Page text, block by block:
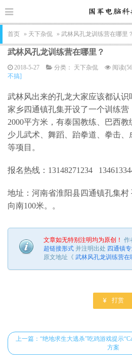
首页 » 天下杂侃 » 武林风孔龙训练营在哪里？
武林风孔龙训练营在哪里？
2018-5-27 分类： 天下杂侃 阅读
不搞]
武林风出来的孔龙大家应该都认
家乡四通镇孔集开设了一个训练
2000平方米， 有泰国教练、巴西教
少儿武术、舞蹈、跆拳道、拳击
等项目。
报名热线：13148271234
地址：河南省淮阳县四通镇孔集村
向南100米。。
文章如无特别注明均为原创！ 作
超链接形式 并注明出处 四通镇
原文地址《 武林风孔龙训练营在
 打赏
上一篇：“绝地求生大逃杀”吃鸡游戏提示
方案